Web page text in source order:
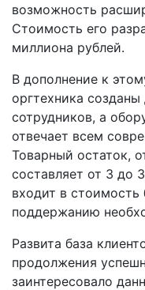
возможность
Стоимость его
миллиона рублей.
В дополнение к
оргтехника
сотрудников, а
отвечает всем
Товарный остаток,
составляет от 3 до
входит в стоимость
поддержанию
Развита база
продолжения
заинтересовало